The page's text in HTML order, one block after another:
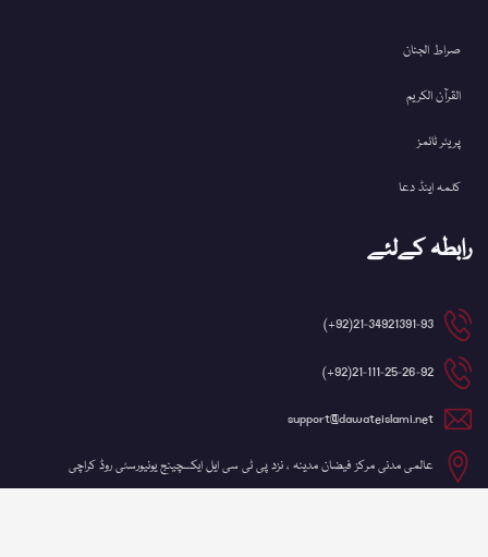
صراط الجنان
القرآن الکریم
پریئر ٹائمز
کلمہ اینڈ دعا
رابطہ کےلئے
21-34921391-93(92+)
21-111-25-26-92(92+)
support@dawateislami.net
عالمی مدنی مرکز فیضان مدینہ ، نزد پی ٹی سی ایل ایکسچینج یونیورسٹی روڈ کراچی